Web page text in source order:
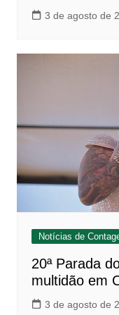
3 de agosto de
Notícias de
20ª Parada
multidão em
3 de agosto de